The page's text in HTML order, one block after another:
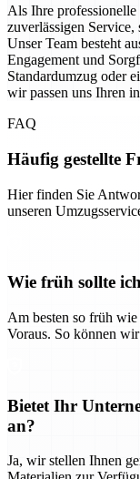
Als Ihre
zuverlässigen Service,
Unser Team besteht
Engagement und
Standardumzug oder
wir passen uns Ihren
FAQ
Häufig gestellte
Hier finden Sie
unseren
Wie früh sollte
Am besten so früh
Voraus. So können
Bietet Ihr
an?
Ja, wir stellen Ihnen